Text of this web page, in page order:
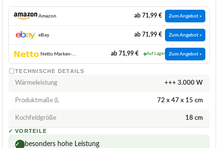
Amazon ab 71,99 € Zum Angebot »
eBay ab 71,99 € Zum Angebot »
ab 71,99 € Auf Lager Zum Angebot »
TECHNISCHE DETAILS
Wärmeleistung +++ 3.000 W
Produktmaße (L 72 x 47 x 15 cm
Kochfeldgröße 18 cm
✓ VORTEILE
✓ besonders hohe Leistung